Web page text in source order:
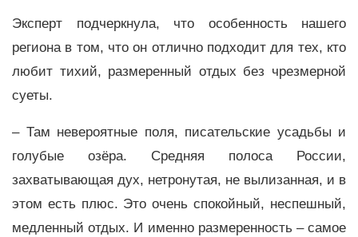
Эксперт подчеркнула, что особенность нашего
региона в том, что он отлично подходит для тех, кто
любит тихий, размеренный отдых без чрезмерной
суеты.
– Там невероятные поля, писательские усадьбы и
голубые озёра. Средняя полоса России,
захватывающая дух, нетронутая, не вылизанная, и в
этом есть плюс. Это очень спокойный, неспешный,
медленный отдых. И именно размеренность – самое